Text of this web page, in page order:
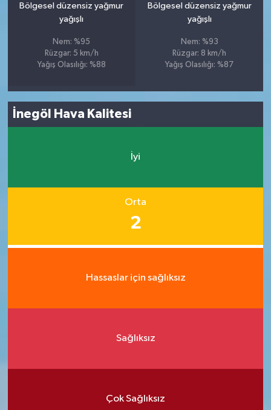
Bölgesel düzensiz yağmur
yağışlı
Nem: %95
Rüzgar: 5 km/h
Yağış Olasılığı: %88
Bölgesel düzensiz yağmur
yağışlı
Nem: %93
Rüzgar: 8 km/h
Yağış Olasılığı: %87
İnegöl Hava Kalitesi
İyi
Orta
2
Hassaslar için sağlıksız
Sağlıksız
Çok Sağlıksız